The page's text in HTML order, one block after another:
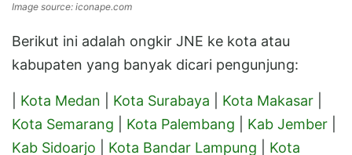
Image source: iconape.com
Berikut ini adalah ongkir JNE ke kota atau
kabupaten yang banyak dicari pengunjung:
Kota Medan Kota Surabaya Kota Makasar
Kota Semarang
Kota Palembang Kab Jember
Kab Sidoarjo
Kota Bandar Lampung Kota